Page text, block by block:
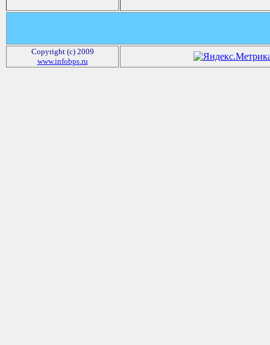
Copyright (c) 2009
www.infobps.ru